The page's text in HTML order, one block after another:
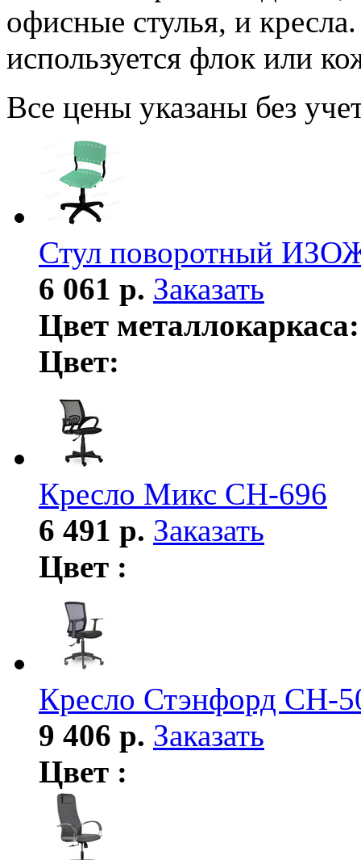
офисные стулья, и
используется флок или
Все цены указаны без
Стул поворотный
6 061 р. Заказать
Цвет металлокаркаса:
Цвет:
Кресло Микс СН-696
6 491 р. Заказать
Цвет :
Кресло Стэнфорд СН-
9 406 р. Заказать
Цвет :